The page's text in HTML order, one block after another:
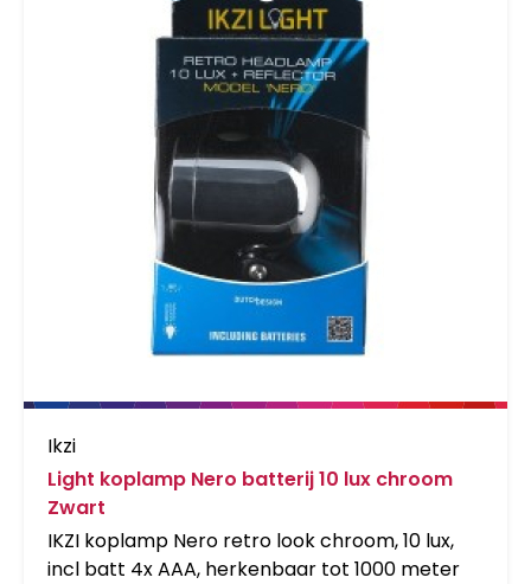
Ikzi
Light koplamp Nero batterij 10 lux chroom
Zwart
IKZI koplamp Nero retro look chroom, 10 lux,
incl batt 4x AAA, herkenbaar tot 1000 meter